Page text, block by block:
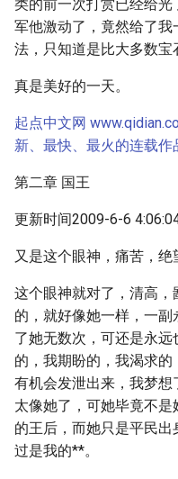
类的前一次打赏已经给
军他激动了，竟然给了
法，只知道是比大多数宝
真是美好的一天。
起点中文网
新、最快、最火的连载作
第二章 国王
更新时间2009-6-6
又是这个眼神，痛苦，绝
这个眼神就对了，清高
的，就好像她一样，一
了她无数次，可还是永
的，我期盼的，我渴求
有机会发泄出来，我梦
太像她了，可她毕竟不
的王后，而她只是平民
过是我的**。